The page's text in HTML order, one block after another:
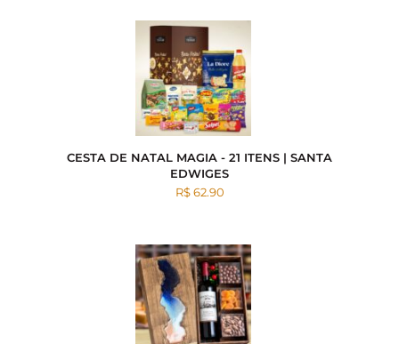
CESTA DE NATAL MAGIA - 21 ITENS | SANTA
EDWIGES
R$ 62.90